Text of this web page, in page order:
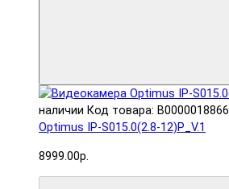
наличии Код товара: В0000018866
Optimus IP-S015.0(2.8-12)P_V.1
8999.00р.